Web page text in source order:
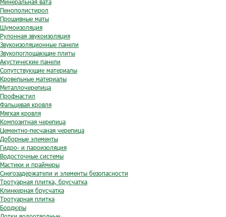
Минеральная вата
Пенополистирол
Прошивные маты
Шумоизоляция
Рулонная звукоизоляция
Звукоизоляционные панели
Звукопоглощающие плиты
Акустические панели
Сопутствующие материалы
Кровельные материалы
Металлочерепица
Профнастил
Фальцевая кровля
Мягкая кровля
Композитная черепица
Цементно-песчаная черепица
Доборные элементы
Гидро- и пароизоляция
Водосточные системы
Мастики и праймеры
Снегозадержатели и элементы безопасности
Тротуарная плитка, брусчатка
Клинкерная брусчатка
Тротуарная плитка
Бордюры